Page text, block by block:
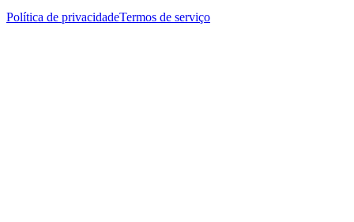
Política de privacidadeTermos de serviço